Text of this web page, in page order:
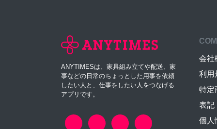
ANYTIMESは、家具組み立てや配送、家
事などの日常のちょっとした用事を依頼
したい人と、仕事をしたい人をつなげる
アプリです。
会社
利用
特定
表記
個人